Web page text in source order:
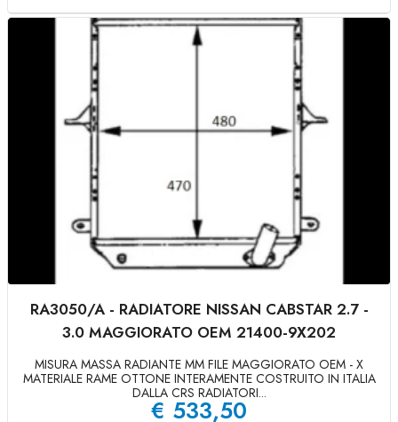
RA3050/A - RADIATORE NISSAN CABSTAR 2.7 -
3.0 MAGGIORATO OEM 21400-9X202
MISURA MASSA RADIANTE MM FILE MAGGIORATO OEM - X
MATERIALE RAME OTTONE INTERAMENTE COSTRUITO IN ITALIA
DALLA CRS RADIATORI...
€ 533,50